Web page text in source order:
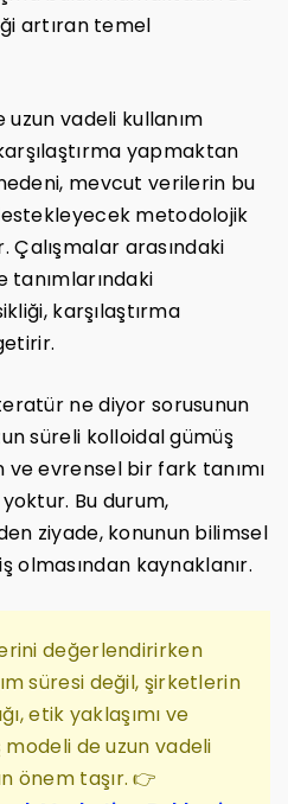
artıran temel
uzun vadeli kullanım
yapmaktan
mevcut verilerin bu
metodolojik
Çalışmalar arasındaki
tanımlarındaki
karşılaştırma
ne diyor sorusunun
süreli kolloidal gümüş
ve evrensel bir fark tanımı
Bu durum,
ziyade, konunun bilimsel
kaynaklanır.
değerlendirirken
süresi değil, şirketlerin
etik yaklaşımı ve
de uzun vadeli
önem taşır. 👉